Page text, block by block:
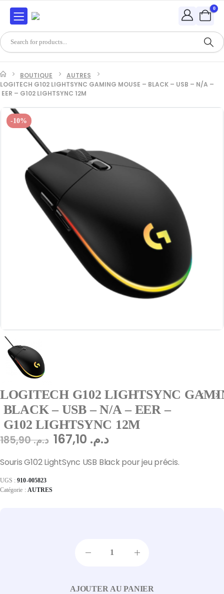
0
BOUTIQUE
AUTRES
LOGITECH G102 LIGHTSYNC GAMING MOUSE – BLACK – USB – N/A –
EER – G102 LIGHTSYNC 12M
-10%
LOGITECH G102 LIGHTSYNC
BLACK – USB – N/A – EER –
G102 LIGHTSYNC 12M
د.م.185,90 د.م.
Souris G102 LightSync USB Black pour jeu précis.
UGS :910-005823
Catégorie : AUTRES
AJOUTER AU PANIER